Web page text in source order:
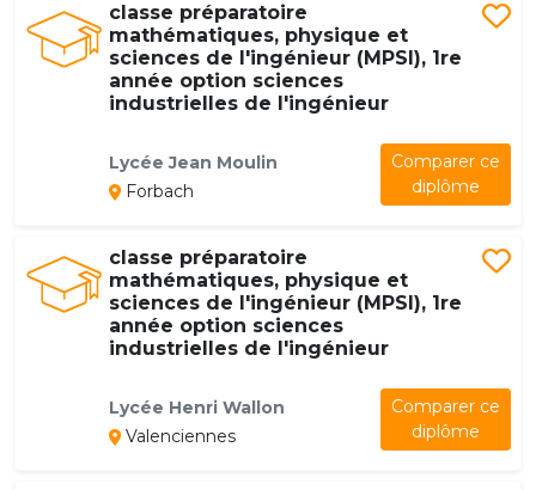
classe préparatoire
mathématiques, physique et
sciences de l'ingénieur (MPSI), 1re
année option sciences
industrielles de l'ingénieur
Lycée Jean Moulin
Forbach
Comparer ce
diplôme
classe préparatoire
mathématiques, physique et
sciences de l'ingénieur (MPSI), 1re
année option sciences
industrielles de l'ingénieur
Lycée Henri Wallon
Valenciennes
Comparer ce
diplôme